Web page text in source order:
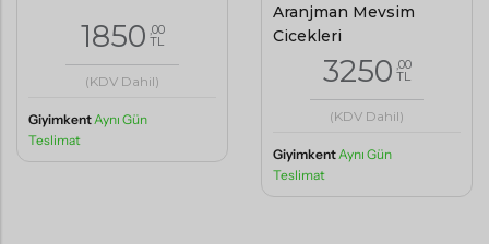
1850 ,00
TL
(KDV Dahil)
GiyimkentAynı Gün
Teslimat
Aranjman Mevsim
Çiçekleri
3250 ,00
TL
(KDV Dahil)
Giyimkent Aynı Gün
Teslimat